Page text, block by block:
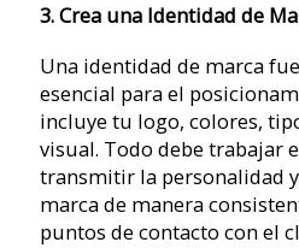
3. Crea una Identidad de
Una identidad de marca
esencial para el
incluye tu logo, colores,
visual. Todo debe trabajar
transmitir la personalidad
marca de manera
puntos de contacto con el